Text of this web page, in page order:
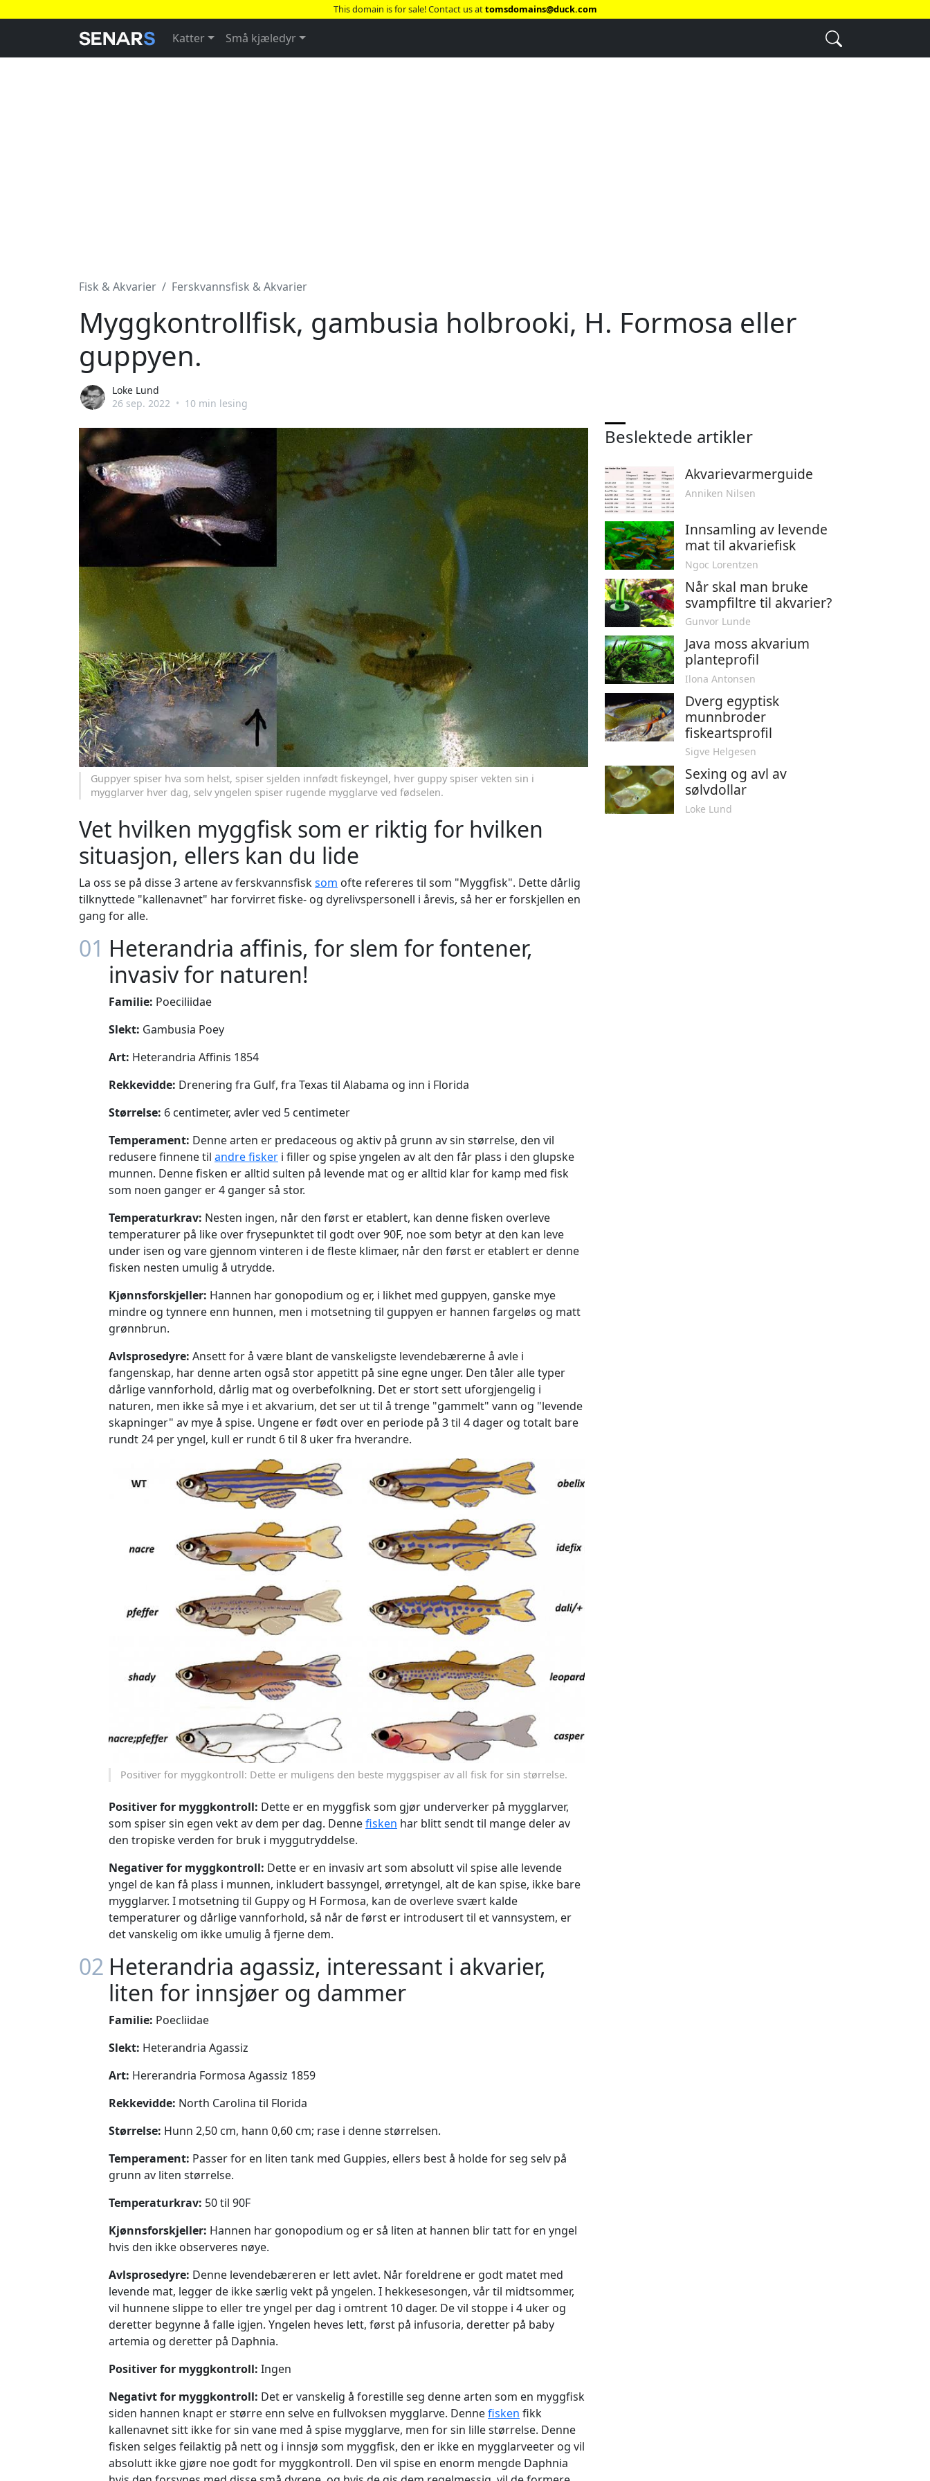
This domain is for sale! Contact us attomsdomains@duck.com
Katter Små kjæledyr
Fisk & Akvarier Ferskvannsfisk & Akvarier
Myggkontrollfisk, gambusia holbrooki, H. Formosa eller
guppyen.
Loke Lund
26 sep. 2022 • 10 min lesing
Guppyer spiser hva som helst, spiser sjelden innfødt fiskeyngel, hver guppy spiser vekten sin i
mygglarver hver dag, selv yngelen spiser rugende mygglarve ved fødselen.
Vet hvilken myggfisk som er riktig for hvilken
situasjon, ellers kan du lide
La oss se på disse 3 artene av ferskvannsfisksom ofte refereres til som "Myggfisk". Dette dårlig
tilknyttede "kallenavnet" har forvirret fiske- og dyrelivspersonell i årevis, så her er forskjellen en
gang for alle.
01 Heterandria affinis, for slem for fontener,
invasiv for naturen!
Familie: Poeciliidae
Slekt: Gambusia Poey
Art: Heterandria Affinis 1854
Rekkevidde: Drenering fra Gulf, fra Texas til Alabama og inn i Florida
Størrelse: 6 centimeter, avler ved 5 centimeter
Temperament: Denne arten er predaceous og aktiv på grunn av sin størrelse, den vil
redusere finnene til andre fisker i filler og spise yngelen av alt den får plass i den glupske
munnen. Denne fisken er alltid sulten på levende mat og er alltid klar for kamp med fisk
som noen ganger er 4 ganger så stor.
Temperaturkrav: Nesten ingen, når den først er etablert, kan denne fisken overleve
temperaturer på like over frysepunktet til godt over 90F, noe som betyr at den kan leve
under isen og vare gjennom vinteren i de fleste klimaer, når den først er etablert er denne
fisken nesten umulig å utrydde.
Kjønnsforskjeller: Hannen har gonopodium og er, i likhet med guppyen, ganske mye
mindre og tynnere enn hunnen, men i motsetning til guppyen er hannen fargeløs og matt
grønnbrun.
Avlsprosedyre: Ansett for å være blant de vanskeligste levendebærerne å avle i
fangenskap, har denne arten også stor appetitt på sine egne unger. Den tåler alle typer
dårlige vannforhold, dårlig mat og overbefolkning. Det er stort sett uforgjengelig i
naturen, men ikke så mye i et akvarium, det ser ut til å trenge "gammelt" vann og "levende
skapninger" av mye å spise. Ungene er født over en periode på 3 til 4 dager og totalt bare
rundt 24 per yngel, kull er rundt 6 til 8 uker fra hverandre.
Positiver for myggkontroll: Dette er muligens den beste myggspiser av all fisk for sin størrelse.
Positiver for myggkontroll: Dette er en myggfisk som gjør underverker på mygglarver,
som spiser sin egen vekt av dem per dag. Dennefisken har blitt sendt til mange deler av
den tropiske verden for bruk i myggutryddelse.
Negativer for myggkontroll: Dette er en invasiv art som absolutt vil spise alle levende
yngel de kan få plass i munnen, inkludert bassyngel, ørretyngel, alt de kan spise, ikke bare
mygglarver. I motsetning til Guppy og H Formosa, kan de overleve svært kalde
temperaturer og dårlige vannforhold, så når de først er introdusert til et vannsystem, er
det vanskelig om ikke umulig å fjerne dem.
02 Heterandria agassiz, interessant i akvarier,
liten for innsjøer og dammer
Familie: Poecliidae
Slekt: Heterandria Agassiz
Art: Hererandria Formosa Agassiz 1859
Rekkevidde: North Carolina til Florida
Størrelse: Hunn 2,50 cm, hann 0,60 cm; rase i denne størrelsen.
Temperament: Passer for en liten tank med Guppies, ellers best å holde for seg selv på
grunn av liten størrelse.
Temperaturkrav: 50 til 90F
Kjønnsforskjeller: Hannen har gonopodium og er så liten at hannen blir tatt for en yngel
hvis den ikke observeres nøye.
Avlsprosedyre: Denne levendebæreren er lett avlet. Når foreldrene er godt matet med
levende mat, legger de ikke særlig vekt på yngelen. I hekkesesongen, vår til midtsommer,
vil hunnene slippe to eller tre yngel per dag i omtrent 10 dager. De vil stoppe i 4 uker og
deretter begynne å falle igjen. Yngelen heves lett, først på infusoria, deretter på baby
artemia og deretter på Daphnia.
Positiver for myggkontroll: Ingen
Negativt for myggkontroll: Det er vanskelig å forestille seg denne arten som en myggfisk
siden hannen knapt er større enn selve en fullvoksen mygglarve. Dennefisken fikk
kallenavnet sitt ikke for sin vane med å spise mygglarve, men for sin lille størrelse. Denne
fisken selges feilaktig på nett og i innsjø som myggfisk, den er ikke en mygglarveeter og vil
absolutt ikke gjøre noe godt for myggkontroll. Den vil spise en enorm mengde Daphnia
Beslektede artikler
Akvarievarmerguide
Anniken Nilsen
Innsamling av levende
mat til akvariefisk
Ngoc Lorentzen
Når skal man bruke
svampfiltre til akvarier?
Gunvor Lunde
Java moss akvarium
planteprofil
Ilona Antonsen
Dverg egyptisk
munnbroder
fiskeartsprofil
Sigve Helgesen
Sexing og avl av
sølvdollar
Loke Lund